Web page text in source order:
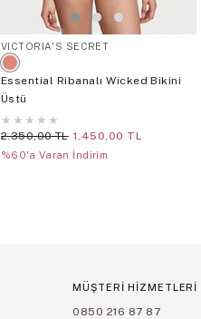
VICTORIA'S SECRET
Essential Ribanalı Wicked Bikini
Üstü
★ ★ ★ ★ ★
2.350,00 TL 1.450,00 TL
%60'a Varan İndirim
MÜŞTERİ HİZMETLERİ
0850 216 87 87